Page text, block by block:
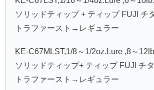
ソリッドティップ + ティップ FUJI チ
トラファースト→レギュラー
KE-C67MLST,1/8～1/2oz.Lure ,8～
ソリッドティップ+ ティップ FUJI チ
トラファースト→レギュラー